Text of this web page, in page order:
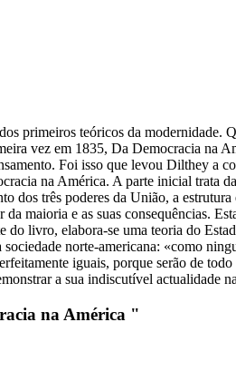
primeiros teóricos da
vez em 1835, Da Democracia na
Foi isso que levou Dilthey a
na América. A parte inicial trata
dos três poderes da União, a
da maioria e as suas consequências.
do livro, elabora-se uma teoria do
norte-americana: «como
iguais, porque serão de
a sua indiscutível actualidade
na América "